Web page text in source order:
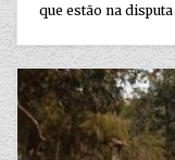
que estão na